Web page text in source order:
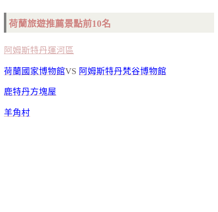
荷蘭旅遊推薦景點前10名
阿姆斯特丹運河區
荷蘭國家博物館VS 阿姆斯特丹梵谷博物館
鹿特丹方塊屋
羊角村